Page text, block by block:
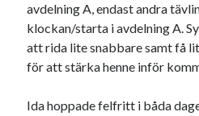
december 2023
november 2023
oktober 2023
september 2023
juli 2023
avdelning A, endast andra
klockan/starta i avdelning A.
att rida lite snabbare samt få
för att stärka henne inför
Ida hoppade felfritt i båda